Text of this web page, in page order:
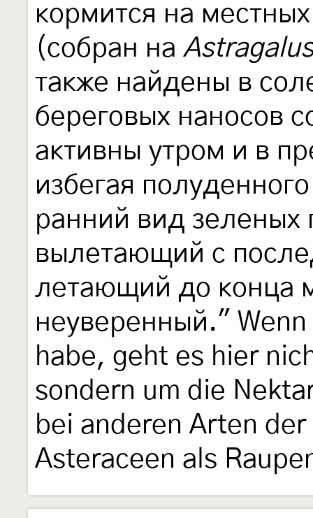
кормится на
(собран на
также найдены в
береговых наносов
активны утром и в
избегая
ранний вид зеленых
вылетающий с
летающий до конца
неуверенный."
habe, geht es hier
sondern um die
bei anderen Arten
Asteraceen als